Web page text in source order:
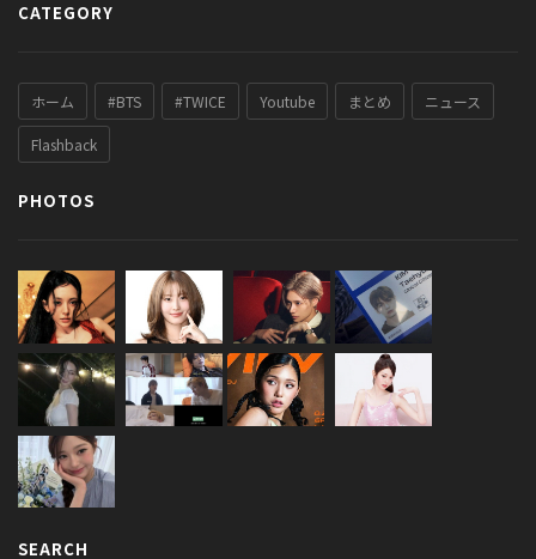
CATEGORY
ホーム #BTS #TWICE Youtube まとめ ニュース
Flashback
PHOTOS
SEARCH